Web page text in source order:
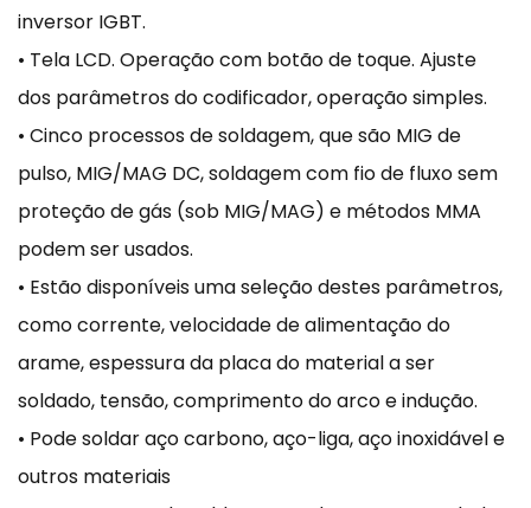
inversor IGBT.
• Tela LCD. Operação com botão de toque. Ajuste
dos parâmetros do codificador, operação simples.
• Cinco processos de soldagem, que são MIG de
pulso, MIG/MAG DC, soldagem com fio de fluxo sem
proteção de gás (sob MIG/MAG) e métodos MMA
podem ser usados.
• Estão disponíveis uma seleção destes parâmetros,
como corrente, velocidade de alimentação do
arame, espessura da placa do material a ser
soldado, tensão, comprimento do arco e indução.
• Pode soldar aço carbono, aço-liga, aço inoxidável e
outros materiais